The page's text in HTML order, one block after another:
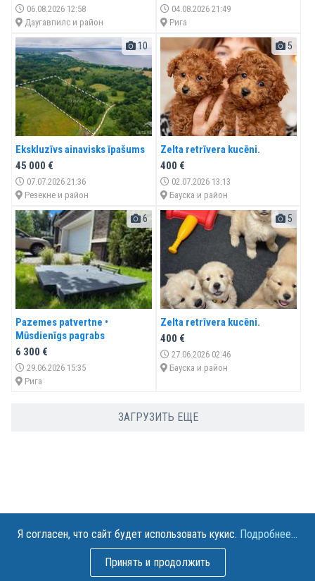
06.08.2026 12:58
Даугавпилс и район
04.08.2026 21:49
Рига
10
Ekskluzīvs ainavisks īpašums
45 000 €
07.07.2026 21:36
Резекне и район
5
Zelta retrīvera kucēni.
400 €
02.07.2026 13:13
Бауска и район
6
Pazemes patvertne •
Mūsdienīgs pagrabs
6 300 €
29.06.2026 15:35
Рига
5
Zelta retrīvera kucēni.
400 €
27.06.2026 02:46
Бауска и район
ЗАГРУЗИТЬ ЕЩЕ
Отправить E-MAIL
Я согласен, что сайт будет использовать кукис. Подробнее...
Принять и продолжить
ПРАВИЛА
СОГЛАШЕНИЕ
СВЯЗАТЬСЯ С НАМИ